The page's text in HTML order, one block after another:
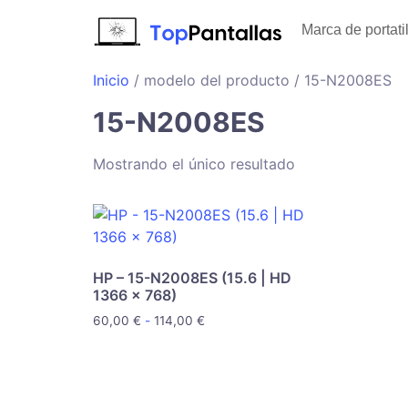
Marca de portatil
Inicio / modelo del producto / 15-N2008ES
15-N2008ES
Mostrando el único resultado
HP – 15-N2008ES (15.6 | HD
1366 x 768)
60,00 € - 114,00 €